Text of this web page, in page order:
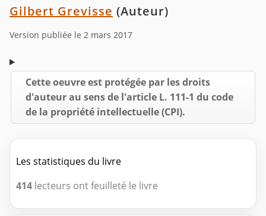
Gilbert Grevisse (Auteur)
Version publiée le 2 mars 2017
Cette oeuvre est protégée par les droits
d'auteur au sens de l'article L. 111-1 du code
de la propriété intellectuelle (CPI).
Les statistiques du livre
414 lecteurs ont feuilleté le livre